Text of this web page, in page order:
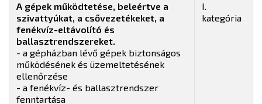
A gépek működtetése, beleértve a
szivattyúkat, a csővezetékeket, a
fenékvíz-eltávolító és
ballasztrendszereket.
- a gépházban lévő gépek biztonságos
működésének és üzemeltetésének
ellenőrzése
- a fenékvíz- és ballasztrendszer
fenntartása
I.
kategória